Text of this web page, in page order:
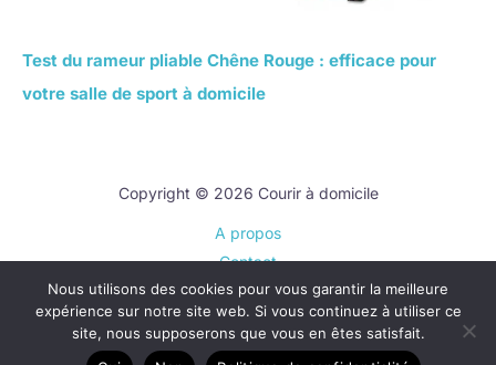
Test du rameur pliable Chêne Rouge : efficace pour
votre salle de sport à domicile
Copyright © 2026 Courir à domicile
A propos
Contact
Plan du site
Mentions légales
Politique de confidentialité
Nous utilisons des cookies pour vous garantir la meilleure
expérience sur notre site web. Si vous continuez à utiliser ce
site, nous supposerons que vous en êtes satisfait.